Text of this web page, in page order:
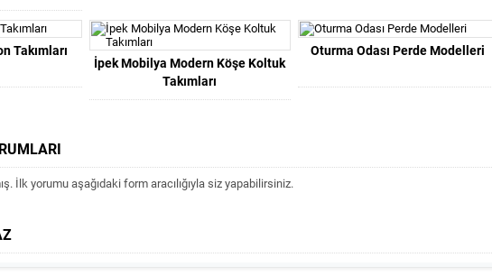
Taşıyın
Takımları
İpek Mobilya Modern Köşe Koltuk
Takımları
Oturma Odası Perde Modelleri
İlk yorumu aşağıdaki form aracılığıyla siz yapabilirsiniz.